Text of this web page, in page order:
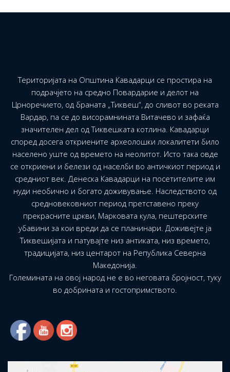
Територијата на Општина Кавадарци се простира на
подрачјето на средно Повардарие и делот на
Црноречието, од браната „Тиквеш“, до сливот во реката
Вардар, па се до висорамнината Витачево и зафаќа
значителен дел од Тиквешката котлина. Кавадарци
според досега откриените археолошки локалитети било
населено уште од времето на неолитот. Исто така овде
се откриени и белези од населби во античкиот период и
средниот век. Денеска Кавадарци на посетителите им
нуди необично и богато доживување. Наследството од
средновековниот период претставено преку
прекрасните цркви, Марковата кула, пештерските
убавини за кои вреди да се планинари. Доживејте ја
Тиквешијата и патувајте низ антиката, низ времето,
традицијата, низ центарот на Република Северна
Македонија.
Големината на овој народ не е во неговата бројност, туку
во добрината и гостопримството.